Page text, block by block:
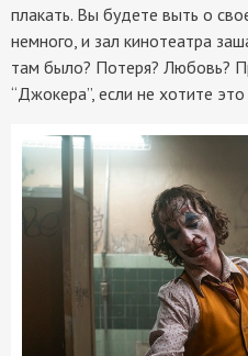
плакать. Вы будете выть о
немного, и зал кинотеатра
там было? Потеря? Любовь?
“Джокера”, если не хотите